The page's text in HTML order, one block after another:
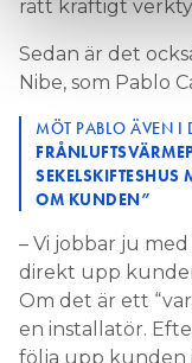
rätt kraftigt
Sedan är det
Nibe, som Pablo
MÖT PABLO ÄVEN I
SEKELSKIFTESHUS
OM KUNDEN”
– Vi jobbar ju
direkt upp
Om det är ett
en installatör.
följa upp kunden